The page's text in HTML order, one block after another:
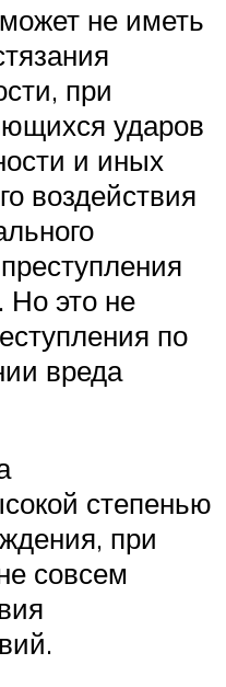
не иметь
при
ударов
и иных
воздействия
Но это не
по
вреда
степенью
при
совсем